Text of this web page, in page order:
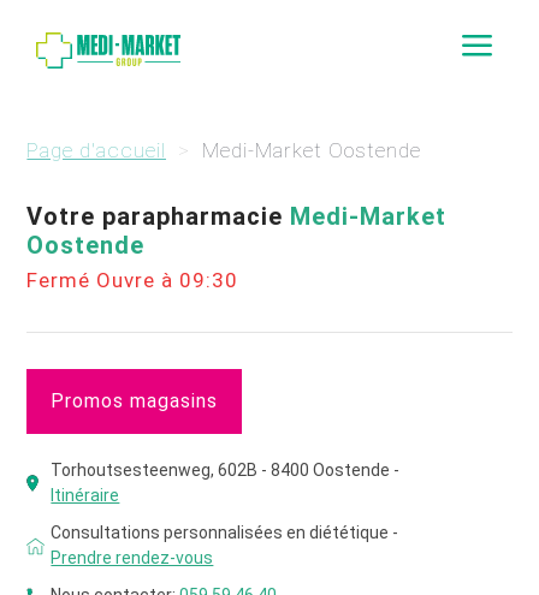
a
Page d'accueil Medi-Market Oostende
Votre parapharmacie Medi-Market
Oostende
Fermé Ouvre à 09:30
Promos magasins
Torhoutsesteenweg, 602B - 8400 Oostende -
Itinéraire
Consultations personnalisées en diététique -
Prendre rendez-vous